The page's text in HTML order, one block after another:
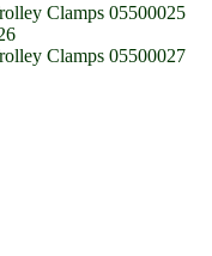
Clamps 05500025
Clamps 05500027